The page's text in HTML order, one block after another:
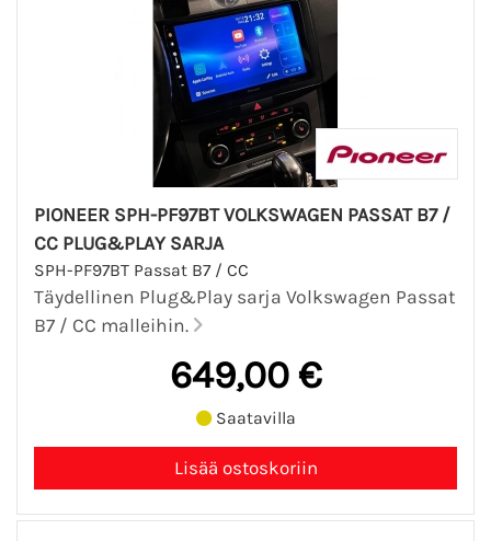
PIONEER SPH-PF97BT VOLKSWAGEN PASSAT B7 /
CC PLUG&PLAY SARJA
SPH-PF97BT Passat B7 / CC
Täydellinen Plug&Play sarja Volkswagen Passat
B7 / CC malleihin.
649,00 €
Saatavilla